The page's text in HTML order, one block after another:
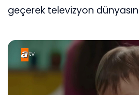
geçerek televizyon